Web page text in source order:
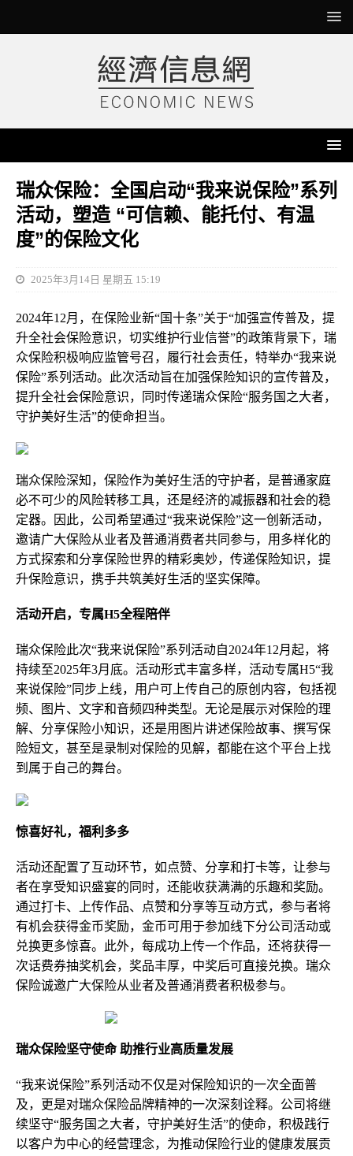
瑞众保险：全国启动“我来说保险”系列
活动，塑造 “可信赖、能托付、有温
度”的保险文化
2025年3月14日 星期五 15:19
2024年12月，在保险业新“国十条”关于“加强宣传普及，提
升全社会保险意识，切实维护行业信誉”的政策背景下，瑞
众保险积极响应监管号召，履行社会责任，特举办“我来说
保险”系列活动。此次活动旨在加强保险知识的宣传普及，
提升全社会保险意识，同时传递瑞众保险“服务国之大者，
守护美好生活”的使命担当。
瑞众保险深知，保险作为美好生活的守护者，是普通家庭
必不可少的风险转移工具，还是经济的减振器和社会的稳
定器。因此，公司希望通过“我来说保险”这一创新活动，
邀请广大保险从业者及普通消费者共同参与，用多样化的
方式探索和分享保险世界的精彩奥妙，传递保险知识，提
升保险意识，携手共筑美好生活的坚实保障。
活动开启， 专属H5全程陪伴
瑞众保险此次“我来说保险”系列活动自2024年12月起，将
持续至2025年3月底。活动形式丰富多样，活动专属H5“我
来说保险”同步上线，用户可上传自己的原创内容，包括视
频、图片、文字和音频四种类型。无论是展示对保险的理
解、分享保险小知识，还是用图片讲述保险故事、撰写保
险短文，甚至是录制对保险的见解，都能在这个平台上找
到属于自己的舞台。
惊喜好礼，福利多多
活动还配置了互动环节，如点赞、分享和打卡等，让参与
者在享受知识盛宴的同时，还能收获满满的乐趣和奖励。
通过打卡、上传作品、点赞和分享等互动方式，参与者将
有机会获得金币奖励，金币可用于参加线下分公司活动或
兑换更多惊喜。此外，每成功上传一个作品，还将获得一
次话费券抽奖机会，奖品丰厚，中奖后可直接兑换。瑞众
保险诚邀广大保险从业者及普通消费者积极参与。
瑞众保险坚守使命 助推行业高质量发展
“我来说保险”系列活动不仅是对保险知识的一次全面普
及，更是对瑞众保险品牌精神的一次深刻诠释。公司将继
续坚守“服务国之大者，守护美好生活”的使命，积极践行
以客户为中心的经营理念，为推动保险行业的健康发展贡